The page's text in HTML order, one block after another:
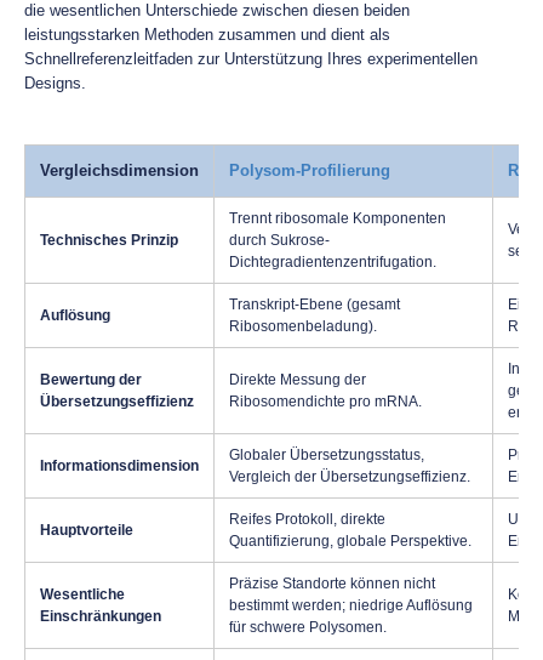
die wesentlichen Unterschiede zwischen diesen beiden
leistungsstarken Methoden zusammen und dient als
Schnellreferenzleitfaden zur Unterstützung Ihres experimentellen
Designs.
Vergleichsdimension Polysom-Profilierung
Technisches Prinzip
Trennt ribosomale Komponenten
durch Sukrose-
Dichtegradientenzentrifugation.
Auflösung
Transkript-Ebene (gesamt
Ribosomenbeladung).
Bewertung der
Übersetzungseffizienz
Direkte Messung der
Ribosomendichte pro mRNA.
Informationsdimension
Globaler Übersetzungsstatus,
Vergleich der Übersetzungseffizienz.
Hauptvorteile
Reifes Protokoll, direkte
Quantifizierung, globale Perspektive.
Wesentliche
Einschränkungen
Präzise Standorte können nicht
bestimmt werden; niedrige Auflösung
für schwere Polysomen.